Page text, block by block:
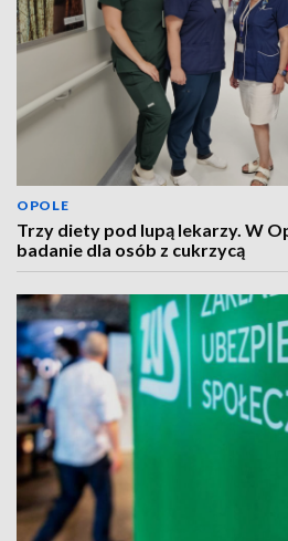
OPOLE
Trzy diety pod lupą lekarzy. W
badanie dla osób z cukrzycą